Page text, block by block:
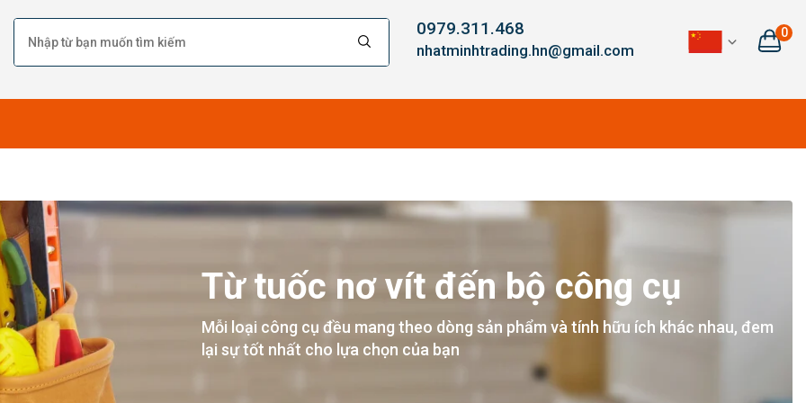
0979.311.468
nhatminhtrading.hn@gmail.com
0
Từ tuốc nơ vít đến bộ công cụ
Mỗi loại công cụ đều mang theo dòng sản phẩm và tính hữu ích khác nhau, đem
lại sự tốt nhất cho lựa chọn của bạn